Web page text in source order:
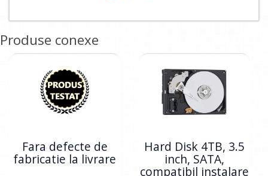
Produse conexe
Fara defecte de
fabricatie la livrare
Hard Disk 4TB, 3.5
inch, SATA,
compatibil instalare